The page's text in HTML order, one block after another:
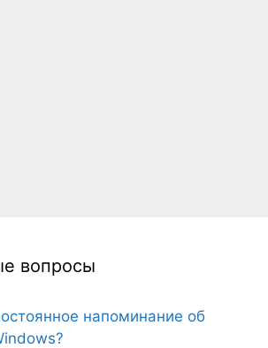
вопросы
напоминание об